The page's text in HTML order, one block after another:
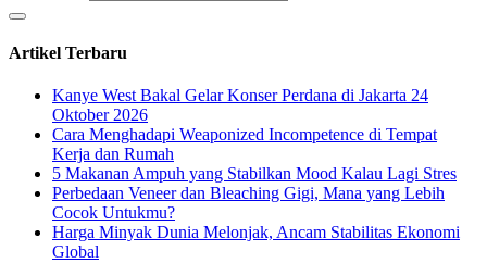
Artikel Terbaru
Kanye West Bakal Gelar Konser Perdana di Jakarta 24
Oktober 2026
Cara Menghadapi Weaponized Incompetence di Tempat
Kerja dan Rumah
5 Makanan Ampuh yang Stabilkan Mood Kalau Lagi Stres
Perbedaan Veneer dan Bleaching Gigi, Mana yang Lebih
Cocok Untukmu?
Harga Minyak Dunia Melonjak, Ancam Stabilitas Ekonomi
Global